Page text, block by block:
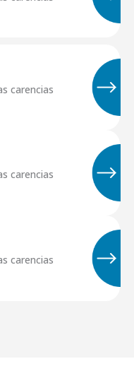
carencias
carencias
carencias